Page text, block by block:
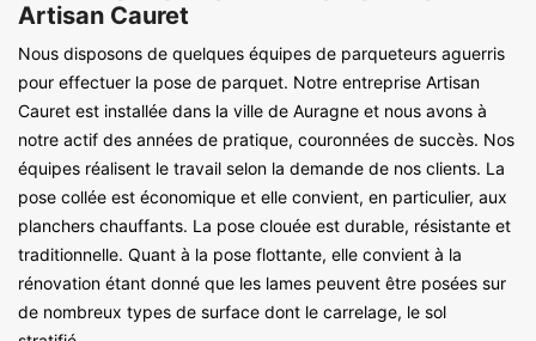
Artisan Cauret
Nous disposons de quelques équipes de parqueteurs aguerris
pour effectuer la pose de parquet. Notre entreprise Artisan
Cauret est installée dans la ville de Auragne et nous avons à
notre actif des années de pratique, couronnées de succès. Nos
équipes réalisent le travail selon la demande de nos clients. La
pose collée est économique et elle convient, en particulier, aux
planchers chauffants. La pose clouée est durable, résistante et
traditionnelle. Quant à la pose flottante, elle convient à la
rénovation étant donné que les lames peuvent être posées sur
de nombreux types de surface dont le carrelage, le sol